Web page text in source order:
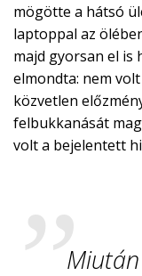
mögötte a hátsó
laptoppal az
majd gyorsan el is
elmondta: nem
közvetlen
felbukkanását
volt a bejelentett